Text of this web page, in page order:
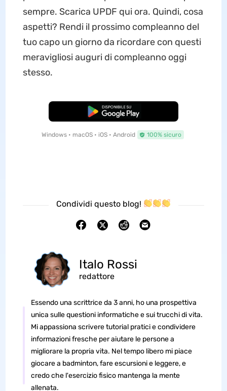
sempre. Scarica UPDF qui ora. Quindi, cosa
aspetti? Rendi il prossimo compleanno del
tuo capo un giorno da ricordare con questi
meravigliosi auguri di compleanno oggi
stesso.
Download Gratis
Windows • macOS • iOS • Android 100% sicuro
Condividi questo blog!
Italo Rossi
redattore
Essendo una scrittrice da 3 anni, ho una prospettiva
unica sulle questioni informatiche e sui trucchi di vita.
Mi appassiona scrivere tutorial pratici e condividere
informazioni fresche per aiutare le persone a
migliorare la propria vita. Nel tempo libero mi piace
giocare a badminton, fare escursioni e leggere, e
credo che l'esercizio fisico mantenga la mente
allenata.